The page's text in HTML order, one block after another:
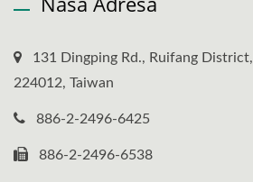
131 Dingping Rd., Ruifang
224012, Taiwan
886-2-2496-6425
886-2-2496-6538